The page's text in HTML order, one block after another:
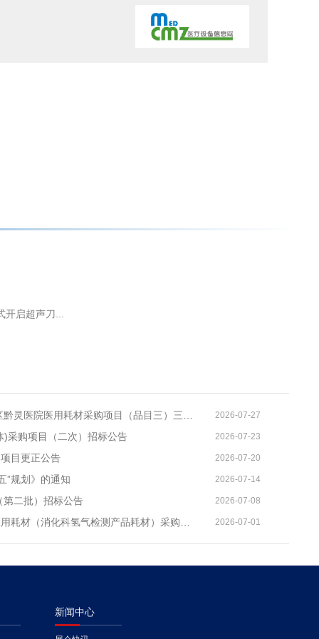
启超声刀...
2026-07-27
2026-07-23
采购项目（二次）招标公告
2026-07-20
目更正公告
2026-07-14
”规划》的通知
2026-07-08
二批）招标公告
2026-07-01
新闻中心